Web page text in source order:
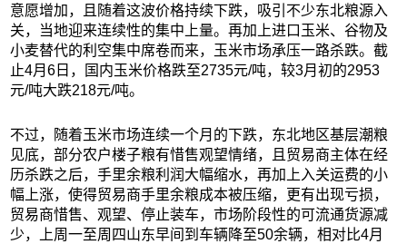
意愿增加，且随着这波价格持续下跌，吸引不少东北粮源入
关，当地迎来连续性的集中上量。再加上进口玉米、谷物及
小麦替代的利空集中席卷而来，玉米市场承压一路杀跌。截
止4月6日，国内玉米价格跌至2735元/吨，较3月初的2953
元/吨大跌218元/吨。
不过，随着玉米市场连续一个月的下跌，东北地区基层潮粮
见底，部分农户楼子粮有惜售观望情绪，且贸易商主体在经
历杀跌之后，手里余粮利润大幅缩水，再加上入关运费的小
幅上涨，使得贸易商手里余粮成本被压缩，更有出现亏损，
贸易商惜售、观望、停止装车，市场阶段性的可流通货源减
少，上周一至周四山东早间到车辆降至50余辆，相对比4月